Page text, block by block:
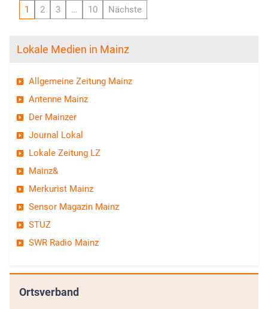
1 2 3 … 10 Nächste
Lokale Medien in Mainz
Allgemeine Zeitung Mainz
Antenne Mainz
Der Mainzer
Journal Lokal
Lokale Zeitung LZ
Mainz&
Merkurist Mainz
Sensor Magazin Mainz
STUZ
SWR Radio Mainz
Ortsverband